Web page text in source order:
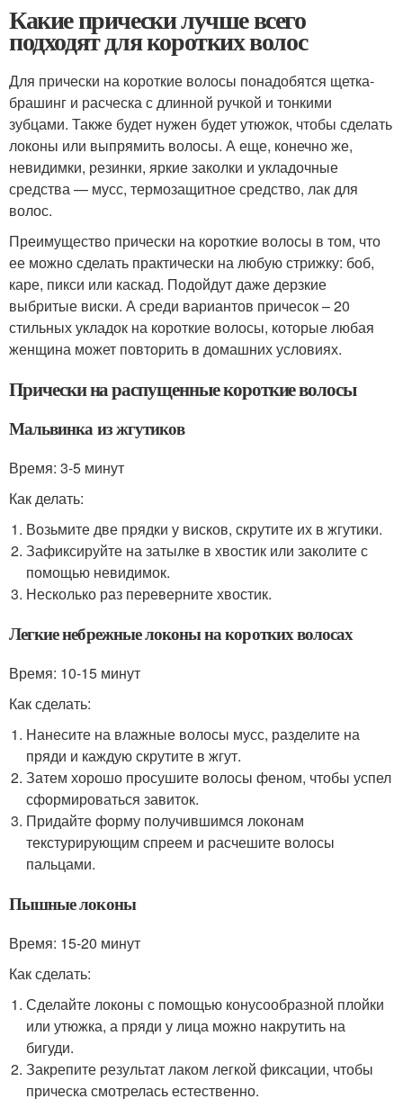
Какие прически лучше всего
подходят для коротких волос
Для прически на короткие волосы понадобятся щетка-
брашинг и расческа с длинной ручкой и тонкими
зубцами. Также будет нужен будет утюжок, чтобы сделать
локоны или выпрямить волосы. А еще, конечно же,
невидимки, резинки, яркие заколки и укладочные
средства — мусс, термозащитное средство, лак для
волос.
Преимущество прически на короткие волосы в том, что
ее можно сделать практически на любую стрижку: боб,
каре, пикси или каскад. Подойдут даже дерзкие
выбритые виски. А среди вариантов причесок – 20
стильных укладок на короткие волосы, которые любая
женщина может повторить в домашних условиях.
Прически на распущенные короткие волосы
Мальвинка из жгутиков
Время: 3-5 минут
Как делать:
Возьмите две прядки у висков, скрутите их в жгутики.
Зафиксируйте на затылке в хвостик или заколите с
помощью невидимок.
Несколько раз переверните хвостик.
Легкие небрежные локоны на коротких волосах
Время: 10-15 минут
Как сделать:
Нанесите на влажные волосы мусс, разделите на
пряди и каждую скрутите в жгут.
Затем хорошо просушите волосы феном, чтобы успел
сформироваться завиток.
Придайте форму получившимся локонам
текстурирующим спреем и расчешите волосы
пальцами.
Пышные локоны
Время: 15-20 минут
Как сделать:
Сделайте локоны с помощью конусообразной плойки
или утюжка, а пряди у лица можно накрутить на
бигуди.
Закрепите результат лаком легкой фиксации, чтобы
прическа смотрелась естественно.